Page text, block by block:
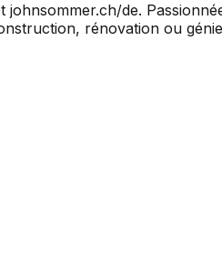
de.
rénovation ou